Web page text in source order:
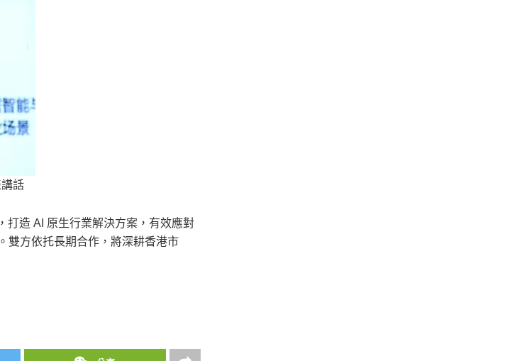
話
打造 AI 原生行業解決方案，有效應對
雙方依托長期合作，將深耕香港市